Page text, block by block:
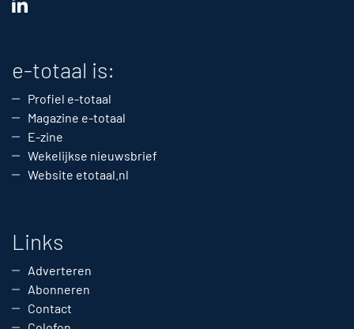
e-totaal is:
Profiel e-totaal
Magazine e-totaal
E-zine
Wekelijkse nieuwsbrief
Website etotaal.nl
Links
Adverteren
Abonneren
Contact